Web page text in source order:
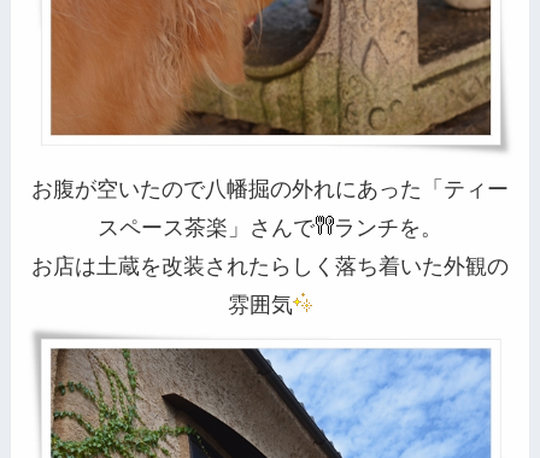
お腹が空いたので八幡掘の外れにあった「ティー
スペース茶楽」さんで
ランチを。
お店は土蔵を改装されたらしく落ち着いた外観の
雰囲気